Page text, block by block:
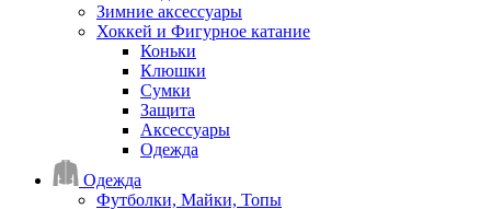
Зимние аксессуары
Хоккей и Фигурное катание
Коньки
Клюшки
Сумки
Защита
Аксессуары
Одежда
Одежда
Футболки, Майки, Топы